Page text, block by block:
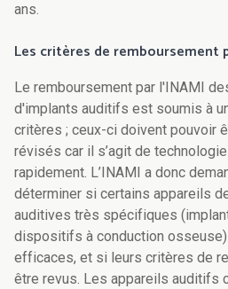
ans.
Les critères de remboursement
Le remboursement par l'INAMI
d'implants auditifs est soumis à
critères ; ceux-ci doivent pouvoir
révisés car il s’agit de
rapidement. L’INAMI a donc
déterminer si certains appareils
auditives très spécifiques
dispositifs à conduction
efficaces, et si leurs critères de
être revus. Les appareils auditifs